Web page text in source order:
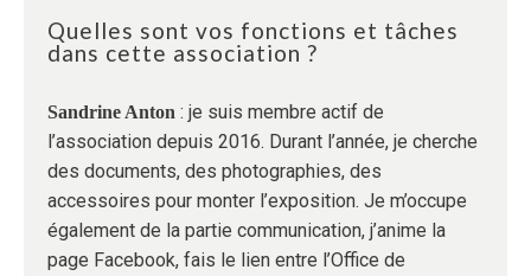
Quelles sont vos fonctions et tâches
dans cette association ?
Sandrine Anton : je suis membre actif de
l’association depuis 2016. Durant l’année, je cherche
des documents, des photographies, des
accessoires pour monter l’exposition. Je m’occupe
également de la partie communication, j’anime la
page Facebook, fais le lien entre l’Office de